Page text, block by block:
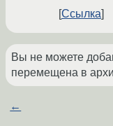
Ссылка
Вы не можете
перемещена в
←